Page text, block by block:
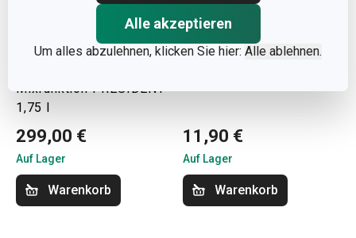
Alle akzeptieren
Um alles abzulehnen, klicken Sie hier: Alle ablehnen.
Versandkostenfrei
Mixfunktion PRESIDENT
1,75 l
299,00 €
Auf Lager
Warenkorb
11,90 €
Auf Lager
Warenkorb